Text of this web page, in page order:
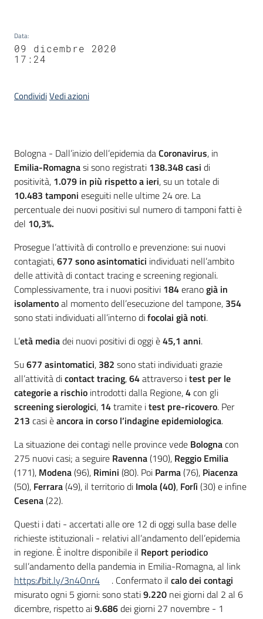
Data:
09 dicembre 2020
17:24
CondividiVedi azioni
Contenuto
Bologna - Dall’inizio dell’epidemia daCoronavirus, in
Emilia-Romagnasi sono registrati 138.348casi di
positività, 1.079 in più rispetto a ieri, su un totale di
10.483 tamponi eseguiti nelle ultime 24 ore. La
percentuale dei nuovi positivi sul numero di tamponi fatti è
del 10,3%.
Prosegue l’attività di controllo e prevenzione: sui nuovi
contagiati,677 sono asintomatici individuati nell’ambito
delle attività di contact tracing e screening regionali.
Complessivamente, tra i nuovi positivi 184eranogià in
isolamentoal momento dell’esecuzione del tampone, 354
sono stati individuati all’interno difocolai già noti.
L’età mediadei nuovi positivi di oggi è45,1 anni.
Su677 asintomatici, 382 sono stati individuati grazie
all’attività dicontact tracing,64attraverso itest per le
categorie a rischio introdotti dalla Regione,4con gli
screening sierologici, 14tramite itest pre-ricovero. Per
213 casi èancora in corso l’indagine epidemiologica.
La situazione dei contagi nelle province vede Bolognacon
275 nuovi casi; a seguire Ravenna(190), Reggio Emilia
(171), Modena(96), Rimini (80). Poi Parma(76), Piacenza
(50), Ferrara(49), il territorio di Imola(40), Forlì(30) e infine
Cesena(22).
Questi i dati - accertati alle ore 12 di oggi sulla base delle
richieste istituzionali - relativi all’andamento dell’epidemia
in regione. È inoltre disponibile il Report periodico
sull’andamento della pandemia in Emilia-Romagna, al link
https://bit.ly/3n4Onr4
. Confermato il calo dei contagi
misurato ogni 5 giorni: sono stati9.220 nei giorni dal 2 al 6
dicembre, rispetto ai9.686dei giorni 27 novembre - 1